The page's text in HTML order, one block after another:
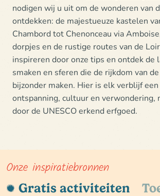
nodigen wij u uit om de wonderen van
ontdekken: de majestueuze kastelen
Chambord tot Chenonceau via
dorpjes en de rustige routes van de
inspireren door onze tips en ontdek de
smaken en sferen die de rijkdom van
bijzonder maken. Hier is elk verblijf een
ontspanning, cultuur en verwondering,
door de UNESCO erkend erfgoed.
Onze inspiratiebronnen
Gratis activiteiten